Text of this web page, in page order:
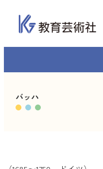
ス
バッハ